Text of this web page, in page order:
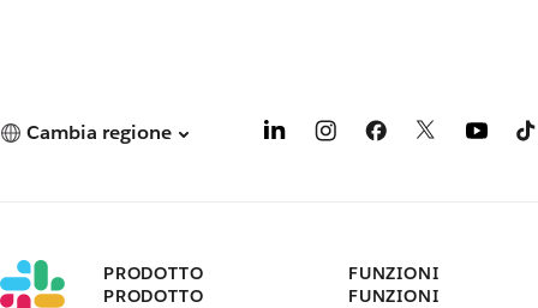
Cambia regione
PRODOTTO
PRODOTTO
FUNZIONI
FUNZIONI